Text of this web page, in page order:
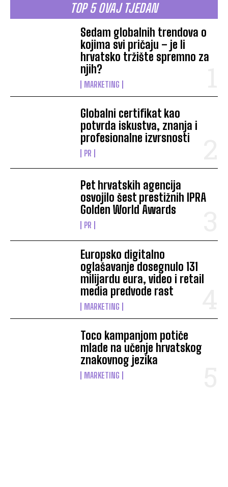
TOP 5 OVAJ TJEDAN
Sedam globalnih trendova o
kojima svi pričaju – je li
hrvatsko tržište spremno za
njih?
MARKETING
Globalni certifikat kao
potvrda iskustva, znanja i
profesionalne izvrsnosti
PR
Pet hrvatskih agencija
osvojilo šest prestižnih IPRA
Golden World Awards
PR
Europsko digitalno
oglašavanje dosegnulo 131
milijardu eura, video i retail
media predvode rast
MARKETING
Toco kampanjom potiče
mlade na učenje hrvatskog
znakovnog jezika
MARKETING